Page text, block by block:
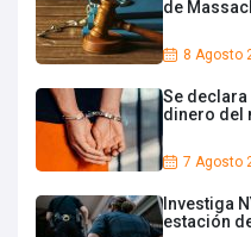
de
8 Agosto
Se
dinero del
7 Agosto
Investiga
estación